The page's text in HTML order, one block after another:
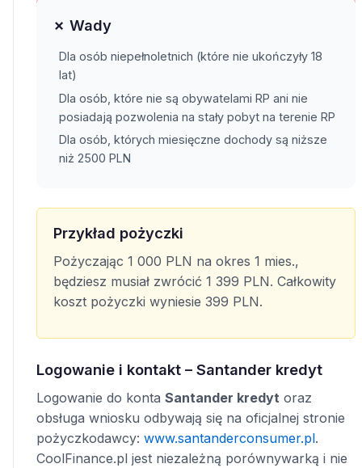
✗ Wady
Dla osób niepełnoletnich (które nie ukończyły 18
lat)
Dla osób, które nie są obywatelami RP ani nie
posiadają pozwolenia na stały pobyt na terenie RP
Dla osób, których miesięczne dochody są niższe
niż 2500 PLN
Przykład pożyczki
Pożyczając 1 000 PLN na okres 1 mies.,
będziesz musiał zwrócić 1 399 PLN. Całkowity
koszt pożyczki wyniesie 399 PLN.
Logowanie i kontakt – Santander kredyt
Logowanie do konta Santander kredyt oraz
obsługa wniosku odbywają się na oficjalnej stronie
pożyczkodawcy: www.santanderconsumer.pl.
CoolFinance.pl jest niezależną porównywarką i nie